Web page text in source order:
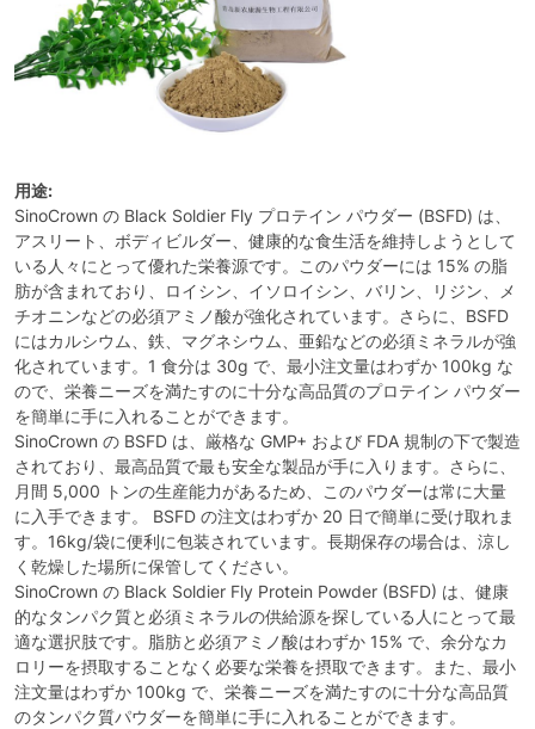
用途:
SinoCrown の Black Soldier Fly プロテイン パウダー (BSFD) は、
アスリート、ボディビルダー、健康的な食生活を維持しようとして
いる人々にとって優れた栄養源です。このパウダーには 15% の脂
肪が含まれており、ロイシン、イソロイシン、バリン、リジン、メ
チオニンなどの必須アミノ酸が強化されています。さらに、BSFD
にはカルシウム、鉄、マグネシウム、亜鉛などの必須ミネラルが強
化されています。1 食分は 30g で、最小注文量はわずか 100kg な
ので、栄養ニーズを満たすのに十分な高品質のプロテイン パウダー
を簡単に手に入れることができます。
SinoCrown の BSFD は、厳格な GMP+ および FDA 規制の下で製造
されており、最高品質で最も安全な製品が手に入ります。さらに、
月間 5,000 トンの生産能力があるため、このパウダーは常に大量
に入手できます。 BSFD の注文はわずか 20 日で簡単に受け取れま
す。16kg/袋に便利に包装されています。長期保存の場合は、涼し
く乾燥した場所に保管してください。
SinoCrown の Black Soldier Fly Protein Powder (BSFD) は、健康
的なタンパク質と必須ミネラルの供給源を探している人にとって最
適な選択肢です。脂肪と必須アミノ酸はわずか 15% で、余分なカ
ロリーを摂取することなく必要な栄養を摂取できます。また、最小
注文量はわずか 100kg で、栄養ニーズを満たすのに十分な高品質
のタンパク質パウダーを簡単に手に入れることができます。